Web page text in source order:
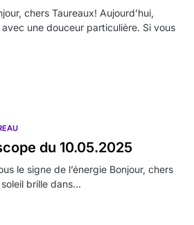
chers Taureaux! Aujourd’hui,
avec une douceur particulière. Si vous
du 10.05.2025
le signe de l’énergie Bonjour, chers
brille dans…